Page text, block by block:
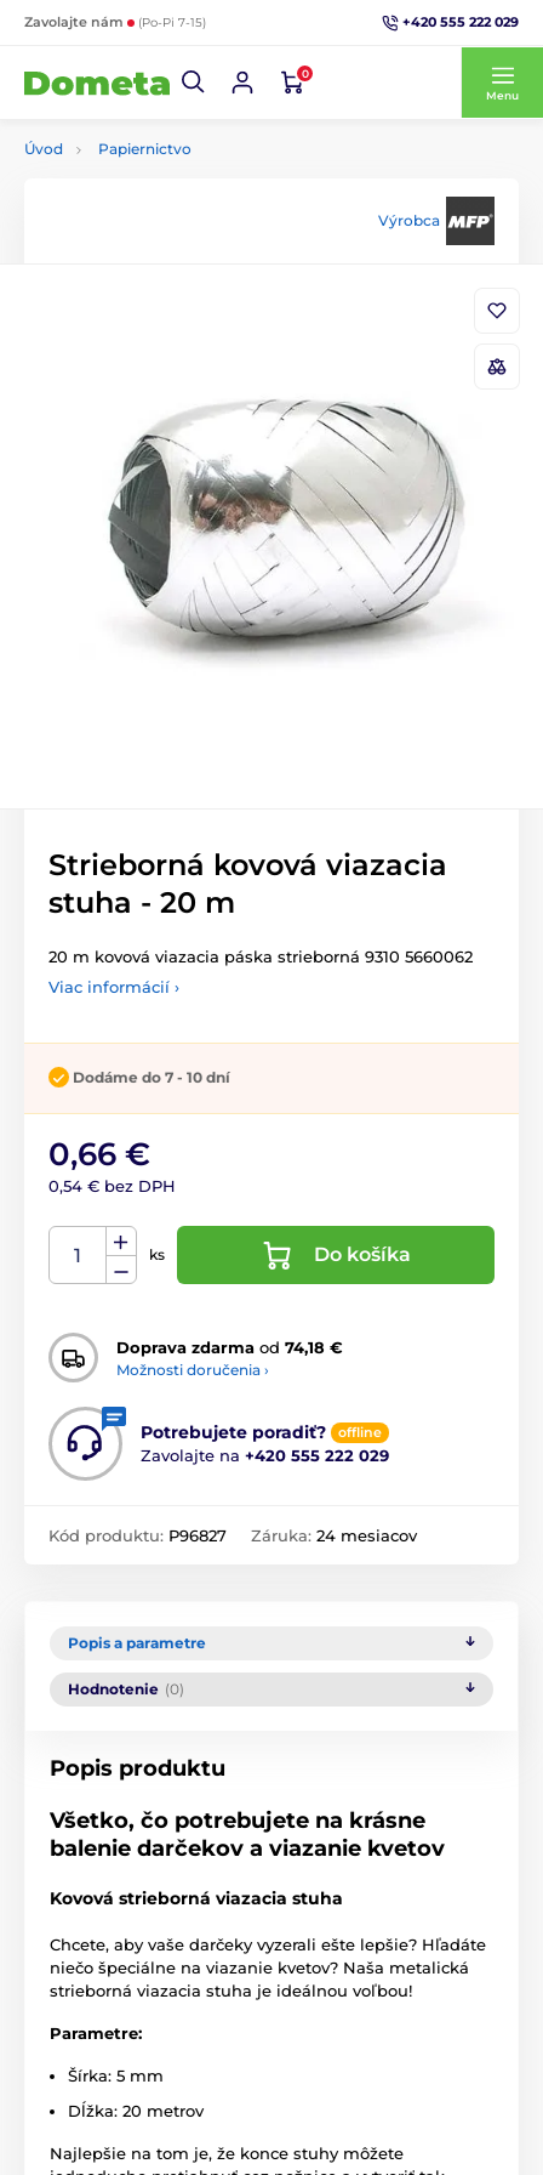
Zavolajte nám (Po-Pi 7-15) +420 555 222 029
0
Menu
Úvod Papiernictvo
Výrobca
Strieborná kovová viazacia
stuha - 20 m
20 m kovová viazacia páska strieborná 9310 5660062
Viac informácií ›
Dodáme do 7 - 10 dní
0,66 €
0,54 € bez DPH
ks Do košíka
Doprava zdarma od 74,18 €
Možnosti doručenia ›
Potrebujete poradiť? offline
Zavolajte na +420 555 222 029
Kód produktu: P96827 Záruka: 24 mesiacov
Popis a parametre
Hodnotenie (0)
Popis produktu
Všetko, čo potrebujete na krásne
balenie darčekov a viazanie kvetov
Kovová strieborná viazacia stuha
Chcete, aby vaše darčeky vyzerali ešte lepšie? Hľadáte
niečo špeciálne na viazanie kvetov? Naša metalická
strieborná viazacia stuha je ideálnou voľbou!
Parametre:
Šírka: 5 mm
Dĺžka: 20 metrov
Najlepšie na tom je, že konce stuhy môžete